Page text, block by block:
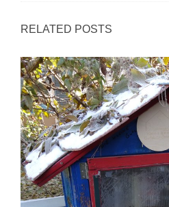
RELATED POSTS